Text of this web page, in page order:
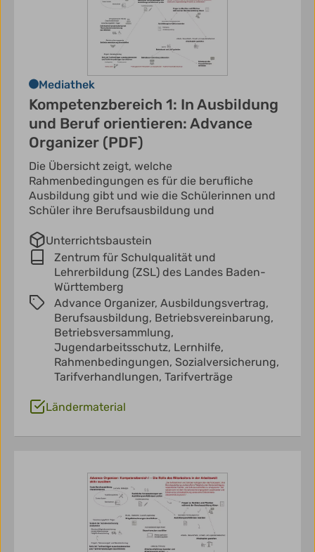
Mediathek
Kompetenzbereich 1: In Ausbildung
und Beruf orientieren: Advance
Organizer (PDF)
Die Übersicht zeigt, welche
Rahmenbedingungen es für die berufliche
Ausbildung gibt und wie die Schülerinnen und
Schüler ihre Berufsausbildung und
Unterrichtsbaustein
Zentrum für Schulqualität und
Lehrerbildung (ZSL) des Landes Baden-
Württemberg
Advance Organizer, Ausbildungsvertrag,
Berufsausbildung, Betriebsvereinbarung,
Betriebsversammlung,
Jugendarbeitsschutz, Lernhilfe,
Rahmenbedingungen, Sozialversicherung,
Tarifverhandlungen, Tarifverträge
Ländermaterial